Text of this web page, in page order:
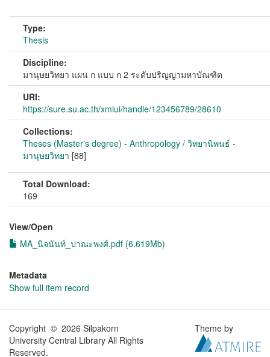
Type:
Thesis
Discipline:
มานุษยวิทยา แผน ก แบบ ก 2 ระดับปริญญามหาบัณฑิต
URI:
https://sure.su.ac.th/xmlui/handle/123456789/28610
Collections:
Theses (Master's degree) - Anthropology / วิทยานิพนธ์ -
มานุษยวิทยา [88]
Total Download:
169
View/Open
MA_นิจนันท์_ปาณะพงศ์.pdf (6.619Mb)
Metadata
Show full item record
Copyright © 2026 Silpakorn
University Central Library All Rights
Reserved.
Theme by